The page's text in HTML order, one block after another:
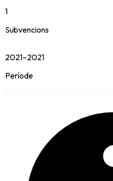
1
Subvencions
2021–2021
Període